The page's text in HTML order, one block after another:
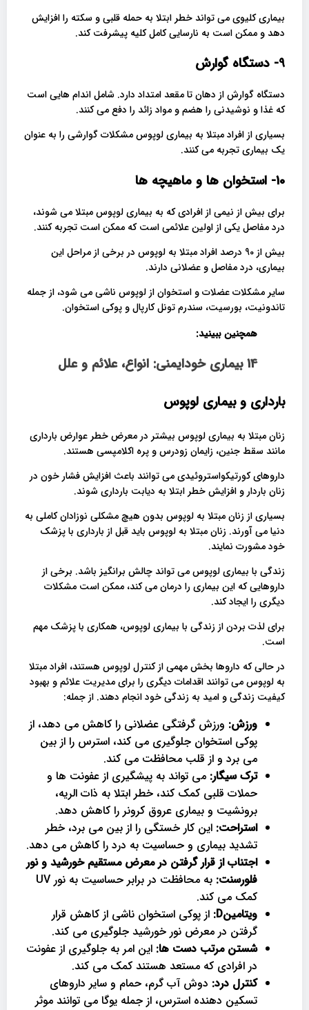
بیماری کلیوی می تواند خطر ابتلا به حمله قلبی و سکته را افزایش
دهد و ممکن است به نارسایی کامل کلیه پیشرفت کند.
9- دستگاه گوارش
دستگاه گوارش از دهان تا مقعد امتداد دارد. شامل اندام هایی است
که غذا و نوشیدنی را هضم و مواد زائد را دفع می کنند.
بسیاری از افراد مبتلا به بیماری لوپوس مشکلات گوارشی را به عنوان
یک بیماری تجربه می کنند.
10- استخوان ها و ماهیچه ها
برای بیش از نیمی از افرادی که به بیماری لوپوس مبتلا می شوند،
درد مفاصل یکی از اولین علائمی است که ممکن است تجربه کنند.
بیش از 90 درصد افراد مبتلا به لوپوس در برخی از مراحل این
بیماری، درد مفاصل و عضلانی دارند.
سایر مشکلات عضلات و استخوان از لوپوس ناشی می شود، از جمله
تاندونیت، بورسیت، سندرم تونل کارپال و پوکی استخوان.
همچنین ببینید:
14 بیماری خودایمنی: انواع، علائم و علل
بارداری و بیماری لوپوس
زنان مبتلا به بیماری لوپوس بیشتر در معرض خطر عوارض بارداری
مانند سقط جنین، زایمان زودرس و پره اکلامپسی هستند.
داروهای کورتیکواستروئیدی می توانند باعث افزایش فشار خون در
زنان باردار و افزایش خطر ابتلا به دیابت بارداری شوند.
بسیاری از زنان مبتلا به لوپوس بدون هیچ مشکلی نوزادان کاملی به
دنیا می آورند. زنان مبتلا به لوپوس باید قبل از بارداری با پزشک
خود مشورت نمایند.
زندگی با بیماری لوپوس می تواند چالش برانگیز باشد. برخی از
داروهایی که این بیماری را درمان می کند، ممکن است مشکلات
دیگری را ایجاد کند.
برای لذت بردن از زندگی با بیماری لوپوس، همکاری با پزشک مهم
است.
در حالی که داروها بخش مهمی از کنترل لوپوس هستند، افراد مبتلا
به لوپوس می توانند اقدامات دیگری را برای مدیریت علائم و بهبود
کیفیت زندگی و امید به زندگی خود انجام دهند. از جمله:
ورزش: ورزش گرفتگی عضلانی را کاهش می دهد، از
پوکی استخوان جلوگیری می کند، استرس را از بین
می برد و از قلب محافظت می کند.
ترک سیگار: می تواند به پیشگیری از عفونت ها و
حملات قلبی کمک کند، خطر ابتلا به ذات الریه،
برونشیت و بیماری عروق کرونر را کاهش دهد.
استراحت: این کار خستگی را از بین می برد، خطر
تشدید بیماری و حساسیت به درد را کاهش می دهد.
اجتناب از قرار گرفتن در معرض مستقیم خورشید و نور
فلورسنت:
به محافظت در برابر حساسیت به نور UV
کمک می کند.
ویتامینD:
از پوکی استخوان ناشی از کاهش قرار
گرفتن در معرض نور خورشید جلوگیری می کند.
شستن مرتب دست ها: این امر به جلوگیری از عفونت
در افرادی که مستعد هستند کمک می کند.
کنترل درد: دوش آب گرم، حمام و سایر داروهای
تسکین دهنده استرس، از جمله یوگا می توانند موثر